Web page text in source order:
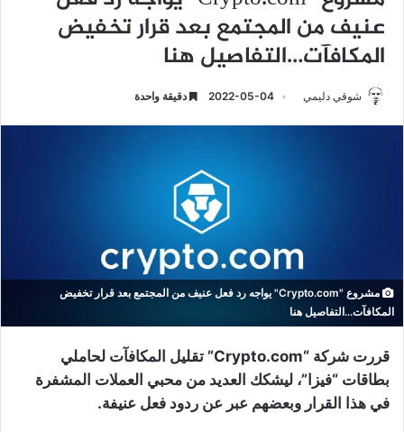
عنيف من المجتمع بعد قرار تخفيض
المكافآت…التفاصيل هنا
شوقي دليمي 2022-05-04 دقيقة واحدة
مشروع "Crypto.com" يواجه رد فعل عنيف من المجتمع بعد قرار تخفيض
المكافآت...التفاصيل هنا
قررت شركة “Crypto.com” تقليل المكافآت لحاملي
بطاقات “فيزا”، ليشكك العديد من محبي العملات المشفرة
في هذا القرار وبعضهم عبر عن ردود فعل عنيفة.